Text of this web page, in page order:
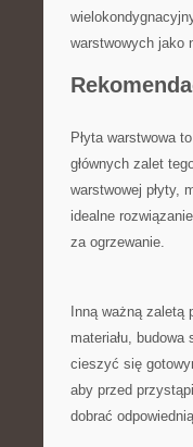
warstwowych‌ jako
Płyta warstwowa⁤
głównych⁤ zalet‍
warstwowej ‍płyty,
idealne‌
za⁤ ogrzewanie.
Inną ważną zaletą
materiału,
cieszyć⁣ się
‍aby przed
dobrać